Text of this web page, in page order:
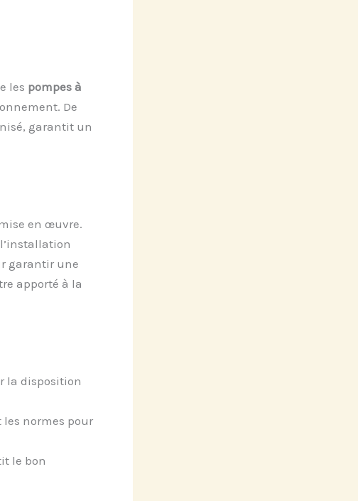
les pompes à
De
garantit un
en œuvre.
garantir une
apporté à la
la disposition
normes pour
le bon